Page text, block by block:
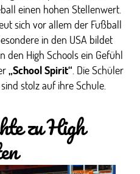
einen hohen Stellenwert.
sich vor allem der Fußball
in den USA bildet
den High Schools ein Gefühl
„School Spirit“ . Die Schüler
stolz auf ihre Schule.
zu High